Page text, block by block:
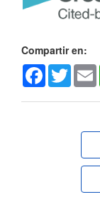
Compartir en:
Facebook
Twitter